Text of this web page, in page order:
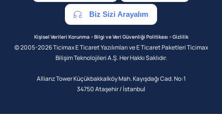
Biz Sizi Arayalım
Kişisel Verileri Korunma•Bilgi ve Veri Güvenliği Politikası •Gizlilik
© 2005-2026 Ticimax E Ticaret Yazılımları ve E Ticaret Paketleri Ticimax
Bilişim Teknolojileri A.Ş. Her Hakkı Saklıdır.
Allianz Tower Küçükbakkalköy Mah. Kayışdağı Cad. No:1
34750 Ataşehir / İstanbul